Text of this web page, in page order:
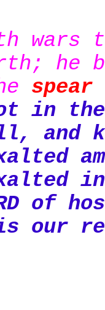
wars
he
spear
in
and
of
our